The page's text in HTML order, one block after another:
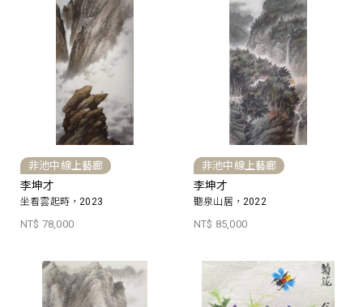
非池中線上藝廊
李坤才
坐看雲起時，2023
NT$ 78,000
非池中線上藝廊
李坤才
聽泉山居，2022
NT$ 85,000